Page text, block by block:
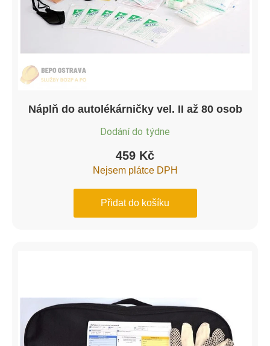
Náplň do autolékárničky vel. II až 80 osob
Dodání do týdne
459 Kč
Nejsem plátce DPH
Přidat do košíku